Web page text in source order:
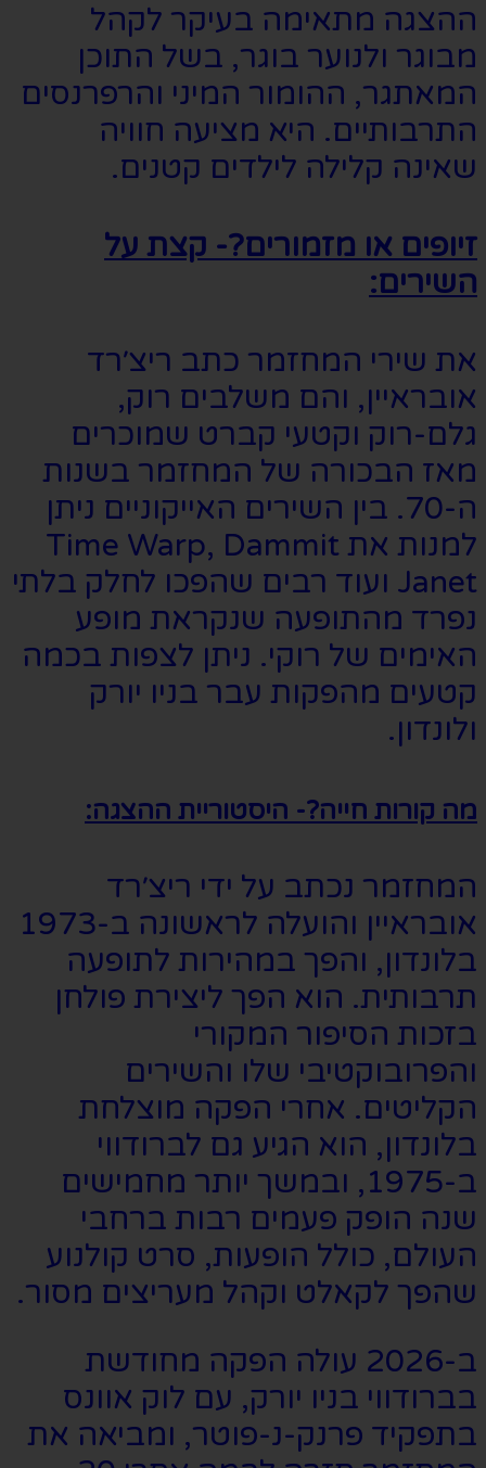
ההצגה מתאימה בעיקר לקהל
מבוגר ולנוער בוגר, בשל התוכן
המאתגר, ההומור המיני והרפרנסים
התרבותיים. היא מציעה חוויה
שאינה קלילה לילדים קטנים.
זיופים או מזמורים?- קצת על
השירים:
את שירי המחזמר כתב ריצ׳רד
אובראיין, והם משלבים רוק,
גלם-רוק וקטעי קברט שמוכרים
מאז הבכורה של המחזמר בשנות
ה-70. בין השירים האייקוניים ניתן
למנות את Time Warp, Dammit
Janet ועוד רבים שהפכו לחלק בלתי
נפרד מהתופעה שנקראת מופע
האימים של רוקי. ניתן לצפות בכמה
קטעים מהפקות עבר בניו יורק
ולונדון.
מה קורות חייה?- היסטוריית ההצגה:
המחזמר נכתב על ידי ריצ׳רד
אובראיין והועלה לראשונה ב-1973
בלונדון, והפך במהירות לתופעה
תרבותית. הוא הפך ליצירת פולחן
בזכות הסיפור המקורי
והפרובוקטיבי שלו והשירים
הקליטים. אחרי הפקה מוצלחת
בלונדון, הוא הגיע גם לברודווי
ב-1975, ובמשך יותר מחמישים
שנה הופק פעמים רבות ברחבי
העולם, כולל הופעות, סרט קולנוע
שהפך לקאלט וקהל מעריצים מסור.
ב-2026 עולה הפקה מחודשת
בברודווי בניו יורק, עם לוק אוונס
בתפקיד פרנק-נ-פוטר, ומביאה את